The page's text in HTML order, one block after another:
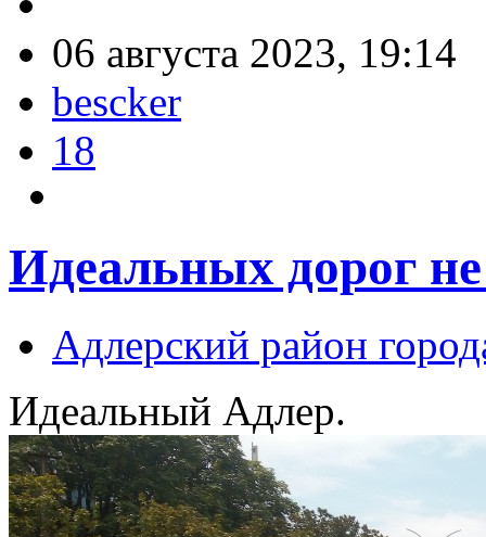
06 августа 2023, 19:14
bescker
18
Идеальных дорог
Адлерский район
Идеальный Адлер.